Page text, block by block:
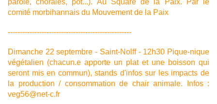
parole, chorales, pot...). Au Square de la Paix. Par le
comité morbihannais du Mouvement de la Paix
---------------------------------------------------
Dimanche 22 septembre - Saint-Nolff - 12h30 Pique-nique
végétalien (chacun.e apporte un plat et une boisson qui
seront mis en commun), stands d'infos sur les impacts de
la production / consommation de chair animale. Infos :
veg56@net-c.fr